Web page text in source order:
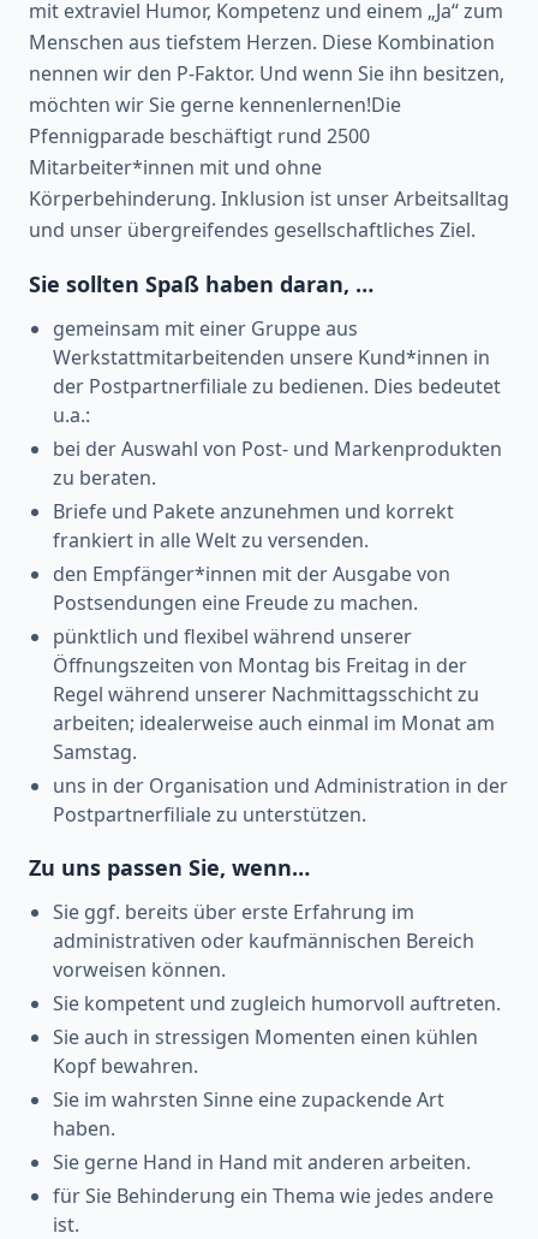
mit extraviel Humor, Kompetenz und einem „Ja“ zum
Menschen aus tiefstem Herzen. Diese Kombination
nennen wir den P-Faktor. Und wenn Sie ihn besitzen,
möchten wir Sie gerne kennenlernen!Die
Pfennigparade beschäftigt rund 2500
Mitarbeiter*innen mit und ohne
Körperbehinderung. Inklusion ist unser Arbeitsalltag
und unser übergreifendes gesellschaftliches Ziel.
Sie sollten Spaß haben daran, …
gemeinsam mit einer Gruppe aus
Werkstattmitarbeitenden unsere Kund*innen in
der Postpartnerfiliale zu bedienen. Dies bedeutet
u.a.:
bei der Auswahl von Post- und Markenprodukten
zu beraten.
Briefe und Pakete anzunehmen und korrekt
frankiert in alle Welt zu versenden.
den Empfänger*innen mit der Ausgabe von
Postsendungen eine Freude zu machen.
pünktlich und flexibel während unserer
Öffnungszeiten von Montag bis Freitag in der
Regel während unserer Nachmittagsschicht zu
arbeiten; idealerweise auch einmal im Monat am
Samstag.
uns in der Organisation und Administration in der
Postpartnerfiliale zu unterstützen.
Zu uns passen Sie, wenn…
Sie ggf. bereits über erste Erfahrung im
administrativen oder kaufmännischen Bereich
vorweisen können.
Sie kompetent und zugleich humorvoll auftreten.
Sie auch in stressigen Momenten einen kühlen
Kopf bewahren.
Sie im wahrsten Sinne eine zupackende Art
haben.
Sie gerne Hand in Hand mit anderen arbeiten.
für Sie Behinderung ein Thema wie jedes andere
ist.